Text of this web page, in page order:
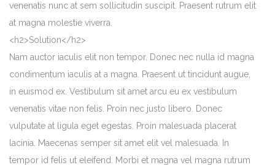
venenatis nunc at sem sollicitudin suscipit. Praesent rutrum elit
at magna molestie viverra.
<h2>Solution</h2>
Nam auctor iaculis elit non tempor. Donec nec nulla id magna
condimentum iaculis at a magna. Praesent ut tincidunt augue,
in euismod ex. Vestibulum sit amet arcu eu ex vestibulum
venenatis vitae non felis. Proin nec justo libero. Donec
vulputate at ligula eget egestas. Proin malesuada placerat
lacinia. Maecenas semper sit amet elit vel malesuada. In
tempor id felis ut eleifend. Morbi et magna vel magna rutrum